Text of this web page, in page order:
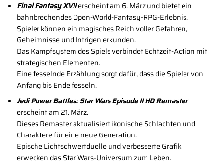
Final Fantasy XVIIerscheint am 6. März und bietet ein
bahnbrechendes Open-World-Fantasy-RPG-Erlebnis.
Spieler können ein magisches Reich voller Gefahren,
Geheimnisse und Intrigen erkunden.
Das Kampfsystem des Spiels verbindet Echtzeit-Action mit
strategischen Elementen.
Eine fesselnde Erzählung sorgt dafür, dass die Spieler von
Anfang bis Ende fesseln.
Jedi Power Battles: Star Wars Episode II HD Remaster
erscheint am 21. März.
Dieses Remaster aktualisiert ikonische Schlachten und
Charaktere für eine neue Generation.
Epische Lichtschwertduelle und verbesserte Grafik
erwecken das Star Wars-Universum zum Leben.